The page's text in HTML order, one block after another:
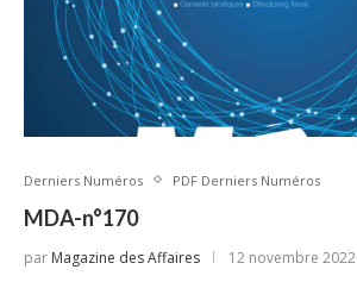
Derniers Numéros PDF Derniers Numéros
MDA-n°170
par Magazine des Affaires 12 novembre 2022